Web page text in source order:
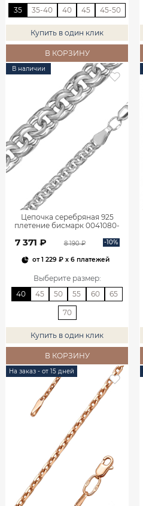
35
35-40 40 45 45-50
Купить в один клик
В КОРЗИНУ
В наличии
Цепочка серебряная 925
плетение бисмарк 0041080-
7 371 ₽ 8 190 ₽ -10%
от1 229 ₽x 6 платежей
Выберите размер:
40
45 50 55 60 65
70
Купить в один клик
В КОРЗИНУ
На заказ - от 15 дней